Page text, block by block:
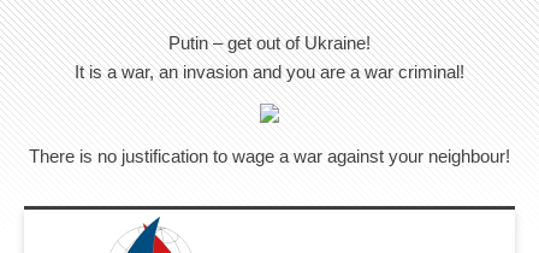
Putin – get out of Ukraine!
It is a war, an invasion and you are a war criminal!
There is no justification to wage a war against your neighbour!